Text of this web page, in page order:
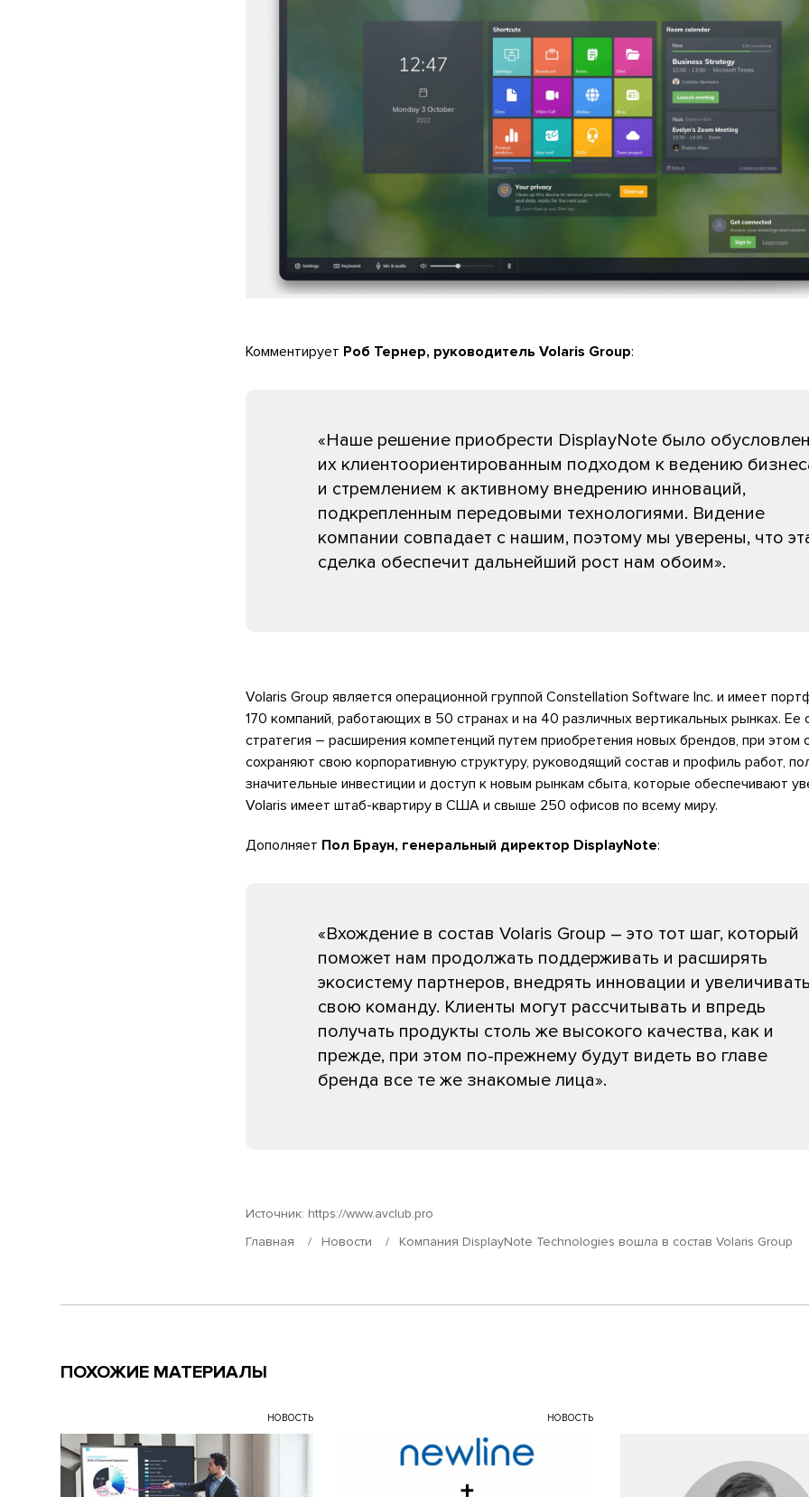
Комментирует Роб Тернер, руководитель Volaris Group:
«Наше решение приобрести DisplayNote было
их клиентоориентированным подходом к ведению
и стремлением к активному внедрению инноваций,
подкрепленным передовыми технологиями. Видение
компании совпадает с нашим, поэтому мы уверены, что
сделка обеспечит дальнейший рост нам обоим».
Volaris Group является операционной группой Constellation Software Inc. и имеет
170 компаний, работающих в 50 странах и на 40 различных вертикальных рынках. Ее
стратегия – расширения компетенций путем приобретения новых брендов, при этом
сохраняют свою корпоративную структуру, руководящий состав и профиль работ,
значительные инвестиции и доступ к новым рынкам сбыта, которые обеспечивают
Volaris имеет штаб-квартиру в США и свыше 250 офисов по всему миру.
Дополняет Пол Браун, генеральный директор DisplayNote:
«Вхождение в состав Volaris Group – это тот шаг, который
поможет нам продолжать поддерживать и расширять
экосистему партнеров, внедрять инновации и увеличивать
свою команду. Клиенты могут рассчитывать и впредь
получать продукты столь же высокого качества, как и
прежде, при этом по-прежнему будут видеть во главе
бренда все те же знакомые лица».
Источник: https://www.avclub.pro
Главная
Новости Компания DisplayNote Technologies вошла в состав Volaris Group
ПОХОЖИЕ МАТЕРИАЛЫ
НОВОСТЬ НОВОСТЬ